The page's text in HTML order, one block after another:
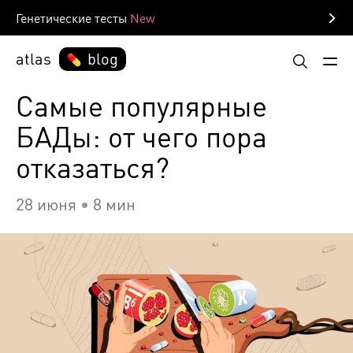
Генетические тесты
atlas blog
Самые популярные
БАДы: от чего пора
отказаться?
28 июня 8 мин